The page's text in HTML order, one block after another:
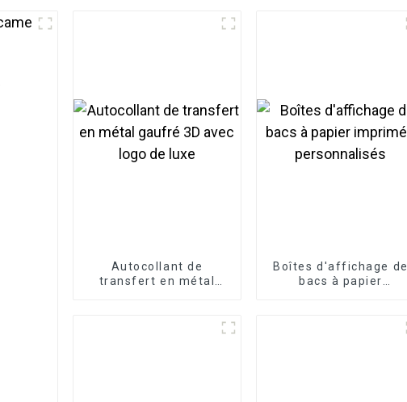
Autocollant de
transfert en métal
Boîtes d'affichage de
bacs à papier